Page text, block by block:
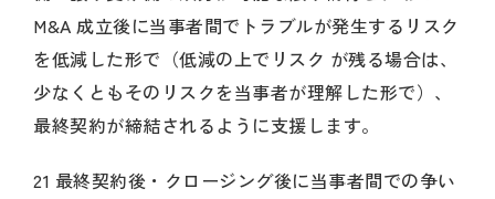
M&A 成立後に当事者間でトラブルが発生するリスク
を低減した形で（低減の上でリスク が残る場合は、
少なくともそのリスクを当事者が理解した形で）、
最終契約が締結されるように支援します。
21 最終契約後・クロージング後に当事者間での争い